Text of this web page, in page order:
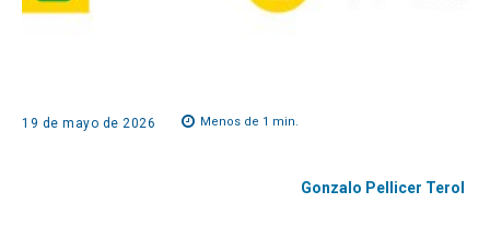
19 de mayo de 2026 Menos de 1 min.
Gonzalo Pellicer Terol